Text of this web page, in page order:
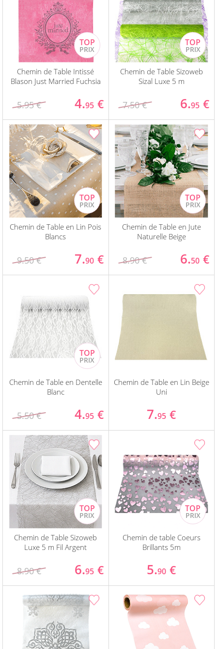
Chemin de Table Intissé
Blason Just Married Fuchsia
5.95 € 4.95 €
Chemin de Table Sizoweb
Sizal Luxe 5 m
7.50 € 6.95 €
Chemin de Table en Lin Pois
Blancs
9.50 € 7.90 €
Chemin de Table en Jute
Naturelle Beige
8.90 € 6.50 €
Chemin de Table en Dentelle
Blanc
5.50 € 4.95 €
Chemin de Table en Lin Beige
Uni
7.95 €
Chemin de Table Sizoweb
Luxe 5 m Fil Argent
8.90 € 6.95 €
Chemin de table Coeurs
Brillants 5m
5.90 €